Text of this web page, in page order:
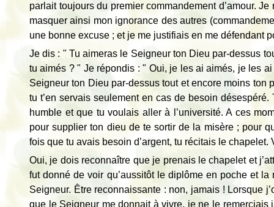
parlait toujours du premier commandement d’amour.
masquer ainsi mon ignorance des autres
une bonne excuse ; et je me justifiais en me défendant
Je dis : " Tu aimeras le Seigneur ton Dieu par-dessus
tu aimés ? " Je répondis : " Oui, je les ai aimés, je les
Seigneur ton Dieu par-dessus tout et encore moins ton
tu t’en servais seulement en cas de besoin
humble et que tu voulais aller à l’université. A ces
pour supplier ton dieu de te sortir de la misère ; pour
fois que tu avais besoin d’argent, tu récitais le
Oui, je dois reconnaître que je prenais le chapelet et
fut donné de voir qu’aussitôt le diplôme en poche et
Seigneur. Être reconnaissante : non, jamais ! Lorsque
que le Seigneur me donnait à vivre, je ne le remerciais